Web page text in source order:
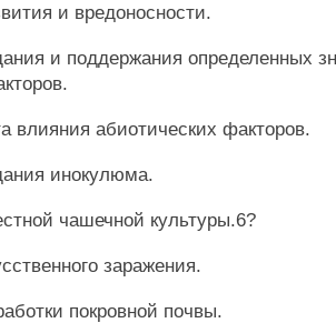
и вредоносности.
и поддержания определенных
влияния абиотических факторов.
инокулюма.
чашечной культуры.6?
заражения.
покровной почвы.